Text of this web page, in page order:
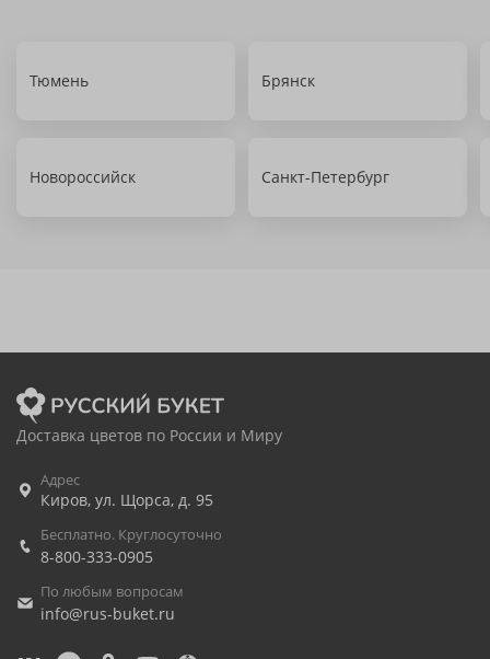
Тюмень Брянск
Новороссийск Санкт-Петербург
Доставка цветов по России и Миру
Адрес
Киров, ул. Щорса, д. 95
Бесплатно. Круглосуточно
8-800-333-0905
По любым вопросам
info@rus-buket.ru